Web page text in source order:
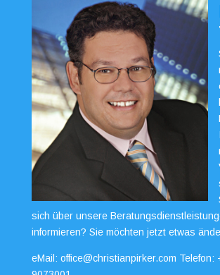
sich über unsere
informieren? Sie möchten jetzt etwas
eMail: office@christianpirker.com Telefon: